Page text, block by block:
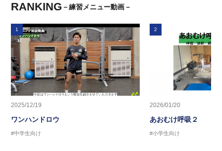
RANKING －練習メニュー動画－
1
2025/12/19
ワンハンドロウ
#中学生向け
2
2026/01/20
あおむけ呼吸２
#小学生向け